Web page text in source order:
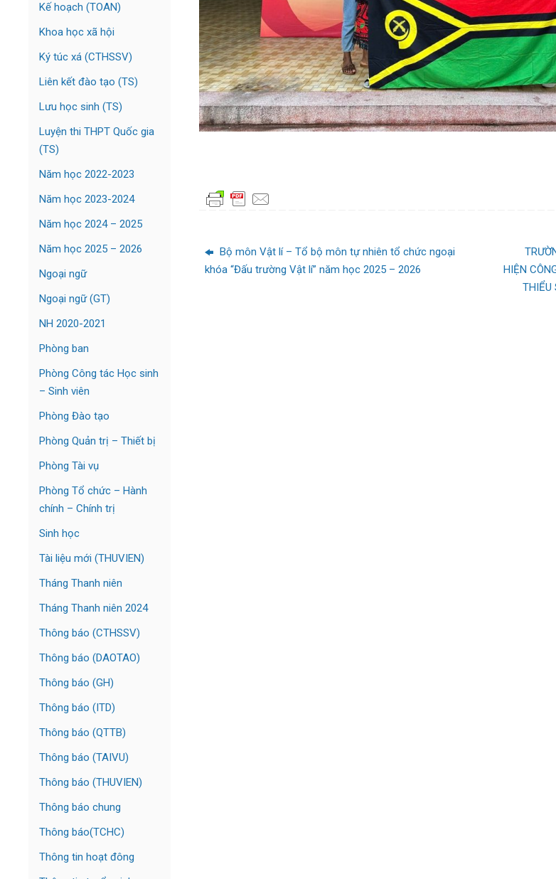
Bộ môn Vật lí – Tổ bộ môn tự nhiên tổ chức ngoại
khóa “Đấu trường Vật lí” năm học 2025 – 2026
HIỆN
THIỂU
Kế hoạch (TOAN)
Khoa học xã hội
Ký túc xá (CTHSSV)
Liên kết đào tạo (TS)
Lưu học sinh (TS)
Luyện thi THPT Quốc gia
(TS)
Năm học 2022-2023
Năm học 2023-2024
Năm học 2024 – 2025
Năm học 2025 – 2026
Ngoại ngữ
Ngoại ngữ (GT)
NH 2020-2021
Phòng ban
Phòng Công tác Học sinh
– Sinh viên
Phòng Đào tạo
Phòng Quản trị – Thiết bị
Phòng Tài vụ
Phòng Tổ chức – Hành
chính – Chính trị
Sinh học
Tài liệu mới (THUVIEN)
Tháng Thanh niên
Tháng Thanh niên 2024
Thông báo (CTHSSV)
Thông báo (DAOTAO)
Thông báo (GH)
Thông báo (ITD)
Thông báo (QTTB)
Thông báo (TAIVU)
Thông báo (THUVIEN)
Thông báo chung
Thông báo(TCHC)
Thông tin hoạt đông